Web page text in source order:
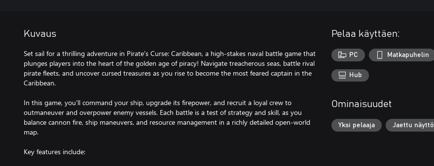
Kuvaus
Set sail for a thrilling adventure in Pirate's Curse: Caribbean, a high-stakes naval battle game that
plunges players into the heart of the golden age of piracy! Navigate treacherous seas, battle rival
pirate fleets, and uncover cursed treasures as you rise to become the most feared captain in the
Caribbean.
In this game, you’ll command your ship, upgrade its firepower, and recruit a loyal crew to
outmaneuver and overpower enemy vessels. Each battle is a test of strategy and skill, as you
balance cannon fire, ship maneuvers, and resource management in a richly detailed open-world
map.
Key features include:
Pelaa käyttäen:
PC Matkapuhelin
Hub
Ominaisuudet
Yksi pelaaja Jaettu näyttö